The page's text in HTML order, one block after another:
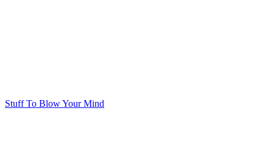
Stuff To Blow Your Mind